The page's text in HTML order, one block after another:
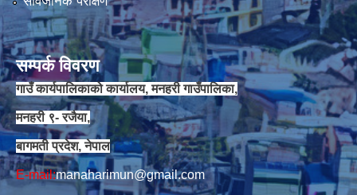
सम्पर्क विवरण
गाउँ कार्यपालिकाको कार्यालय, मनहरी गाउँपालिका,
मनहरी ९- रजैया,
बागमती प्रदेश, नेपाल
E-mail:manaharimun@gmail.com